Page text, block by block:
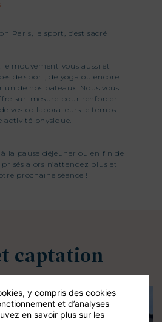
Paris, le sport, c’est sacré !
le mouvement vous aussi et
de sport, de yoga ou encore
de nos bateaux. Nous vous
sur-mesure pour renforcer
vos collaborateurs le temps
activité physique.
la pause déjeuner ou en fin de
alors n’attendez plus et
prochaine séance !
captation
y compris des cookies
et d’analyses
en savoir plus sur les